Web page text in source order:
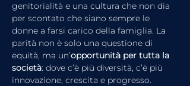
genitorialità e una cultura che non dia
per scontato che siano sempre le
donne a farsi carico della famiglia. La
parità non è solo una questione di
equità, ma un’opportunità per tutta la
società: dove c’è più diversità, c’è più
innovazione, crescita e progresso.